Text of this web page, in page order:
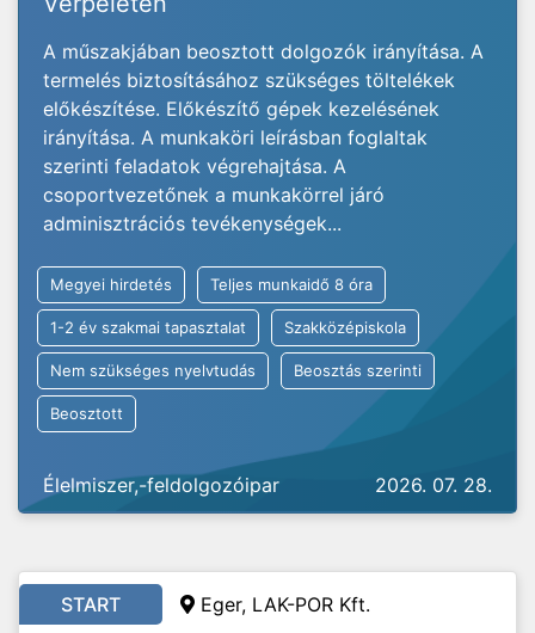
A műszakjában beosztott dolgozók irányítása. A
termelés biztosításához szükséges töltelékek
előkészítése. Előkészítő gépek kezelésének
irányítása. A munkaköri leírásban foglaltak
szerinti feladatok végrehajtása. A
csoportvezetőnek a munkakörrel járó
adminisztrációs tevékenységek...
Megyei hirdetés Teljes munkaidő 8 óra
1-2 év szakmai tapasztalat Szakközépiskola
Nem szükséges nyelvtudás Beosztás szerinti
Beosztott
Élelmiszer,-feldolgozóipar 2026. 07. 28.
START Eger, LAK-POR Kft.